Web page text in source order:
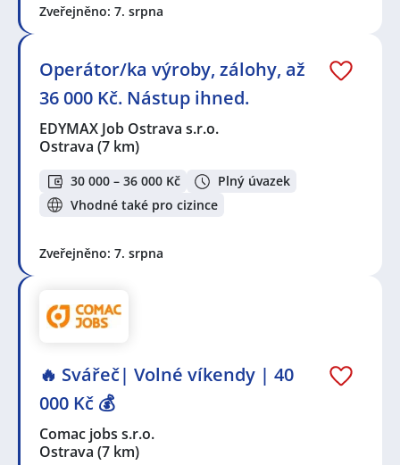
Zveřejněno: 7. srpna
Operátor/ka výroby, zálohy, až
36 000 Kč. Nástup ihned.
EDYMAX Job Ostrava s.r.o.
Ostrava (7 km)
30 000 – 36 000 Kč
Plný úvazek
Vhodné také pro cizince
Zveřejněno: 7. srpna
🔥 Svářeč| Volné víkendy | 40
000 Kč 💰
Comac jobs s.r.o.
Ostrava (7 km)